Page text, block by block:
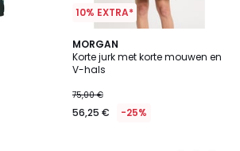
10% EXTRA*
MORGAN
Korte jurk met korte mouwen en
V-hals
75,00 €
56,25 € -25%
2
Kleuren